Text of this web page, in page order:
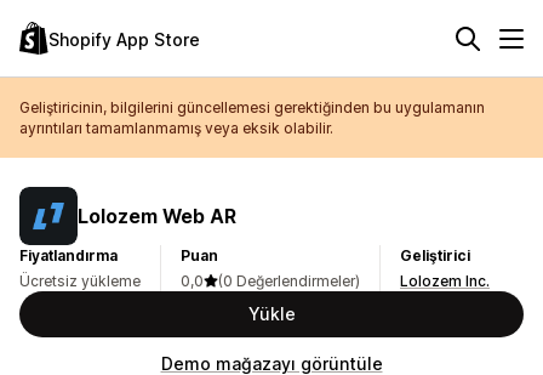
Shopify App Store
Geliştiricinin, bilgilerini güncellemesi gerektiğinden bu uygulamanın
ayrıntıları tamamlanmamış veya eksik olabilir.
Lolozem Web AR
Fiyatlandırma
Ücretsiz yükleme
Puan
0,0
(0 Değerlendirmeler)
Geliştirici
Lolozem Inc.
Yükle
Demo mağazayı görüntüle